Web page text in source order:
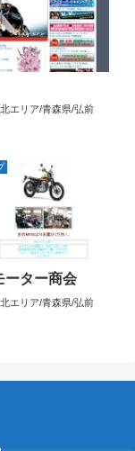
北エリア/青森県/弘前
ーター商会
北エリア/青森県/弘前